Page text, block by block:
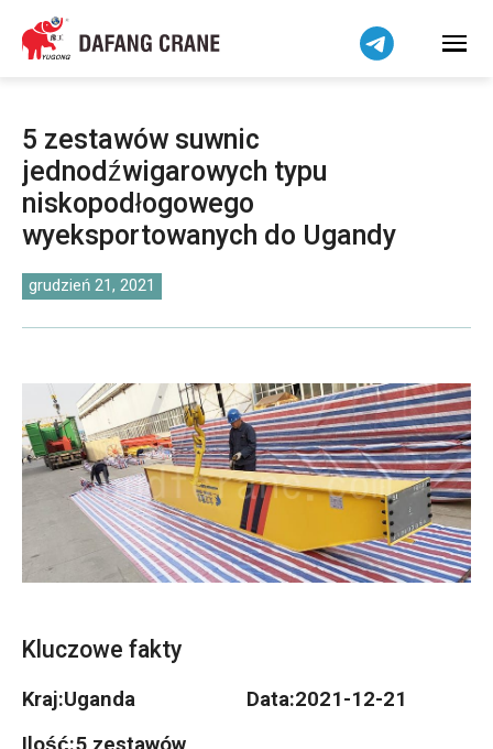
5 zestawów suwnic
jednodźwigarowych typu
niskopodłogowego
wyeksportowanych do Ugandy
grudzień 21, 2021
Kluczowe fakty
Kraj:Uganda Data:2021-12-21
Bahasa Indonesia
Bahasa Melayu
বাংলা
فارسی
Pilipino
اردو
Українська
Čeština
Kiswahili
Dansk
Norsk
O‘zbekcha